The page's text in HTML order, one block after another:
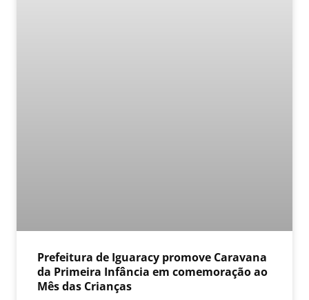
Prefeitura de Iguaracy promove Caravana
da Primeira Infância em comemoração ao
Mês das Crianças